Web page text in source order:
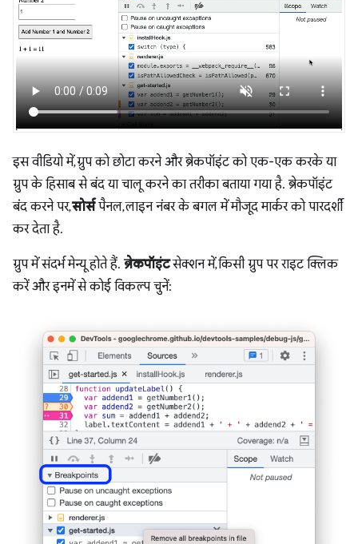
इस वीडियो में, ग्रुप को छोटा करने और ब्रेकपॉइंट को एक-एक करके या
ग्रुप के हिसाब से बंद या चालू करने का तरीका बताया गया है. ब्रेकपॉइंट
बंद करने पर,सोर्सपैनल, लाइन नंबर के बगल में मौजूद मार्कर को पारदर्शी
कर देता है.
ग्रुप में संदर्भ मेन्यू होते हैं. ब्रेकपॉइंटसेक्शन में, किसी ग्रुप पर राइट क्लिक
करें और इनमें से कोई विकल्प चुनें: